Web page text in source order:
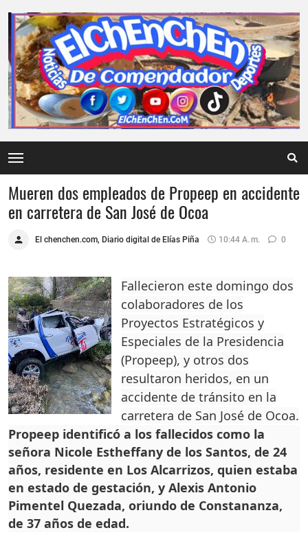
Mueren dos empleados de Propeep en accidente
en carretera de San José de Ocoa
El chenchen.com, Diario digital de Elías Piña 10:44 A. M. 0
Fallecieron este domingo dos
colaboradores de los
Proyectos Estratégicos y
Especiales de la Presidencia
(Propeep), y otros dos
resultaron heridos, en un
accidente de tránsito en la
carretera de San José de Ocoa.
Propeep identificó a los fallecidos como la
señora Nicole Estheffany de los Santos, de 24
años, residente en Los Alcarrizos, quien estaba
en estado de gestación, y Alexis Antonio
Pimentel Quezada, oriundo de Constananza,
de 37 años de edad.